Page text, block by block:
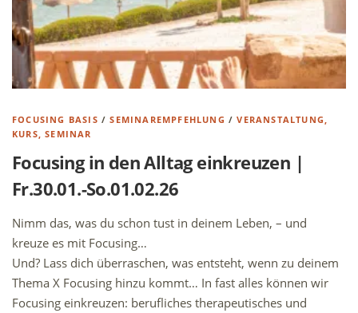
FOCUSING BASIS /SEMINAREMPFEHLUNG /VERANSTALTUNG,
KURS, SEMINAR
Focusing in den Alltag einkreuzen |
Fr.30.01.-So.01.02.26
Nimm das, was du schon tust in deinem Leben, – und
kreuze es mit Focusing…
Und? Lass dich überraschen, was entsteht, wenn zu deinem
Thema X Focusing hinzu kommt… In fast alles können wir
Focusing einkreuzen: berufliches therapeutisches und